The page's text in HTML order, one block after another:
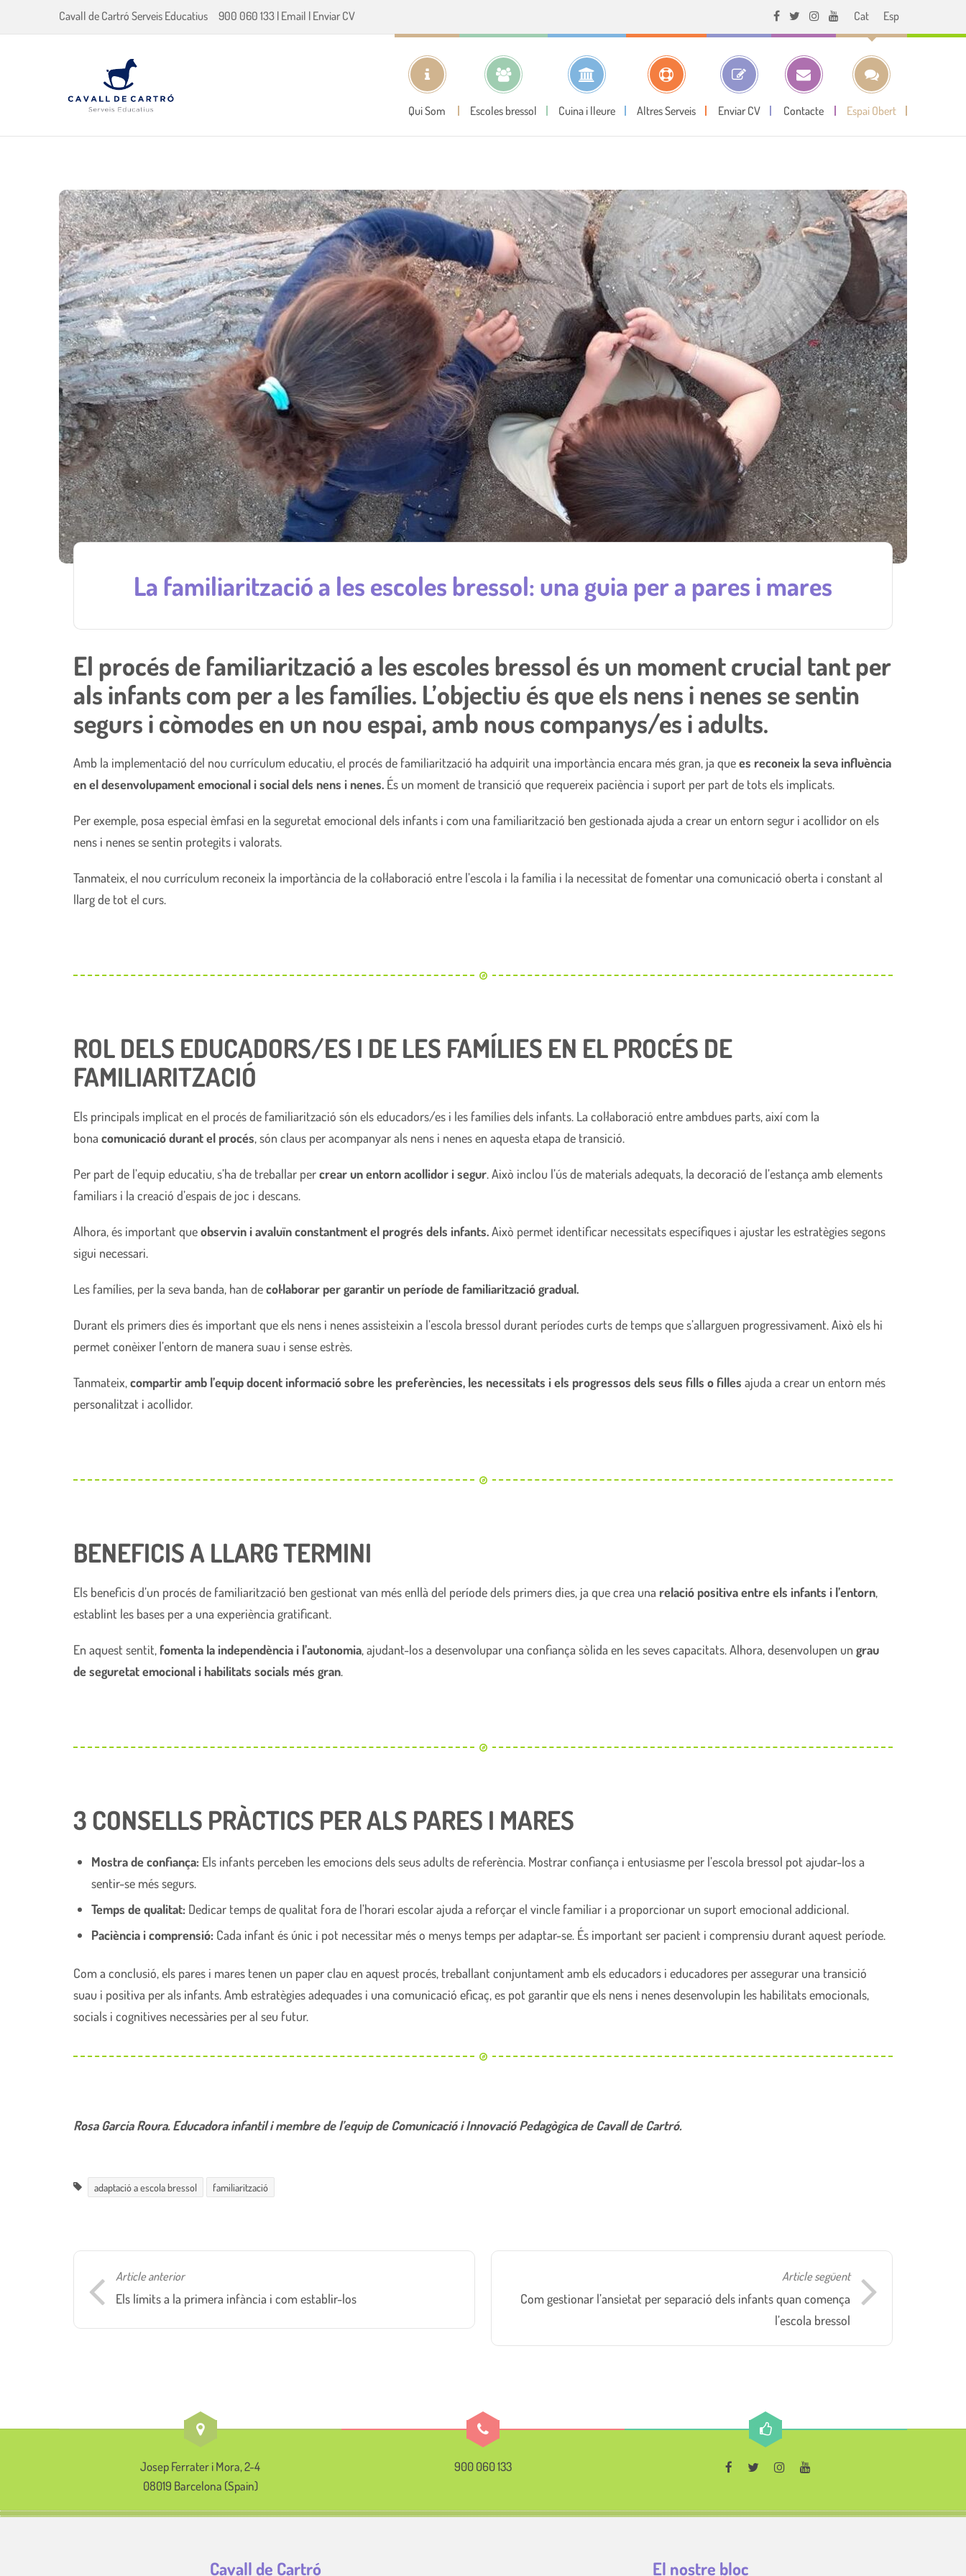
Cavall de Cartró Serveis Educatius 900 060 133 | Email | Enviar CV Cat Esp
Qui Som Escoles bressol Cuina i lleure Altres Serveis Enviar CV Contacte Espai Obert
La familiarització a les escoles bressol: una guia per a pares i mares
El procés de familiarització a les escoles bressol és un moment crucial tant per
als infants com per a les famílies. L’objectiu és que els nens i nenes se sentin
segurs i còmodes en un nou espai, amb nous companys/es i adults.
Amb la implementació del nou currículum educatiu, el procés de familiarització ha adquirit una importància encara més gran, ja quees reconeix la seva influència
en el desenvolupament emocional i social dels nens i nenes. És un moment de transició que requereix paciència i suport per part de tots els implicats.
Per exemple, posa especial èmfasi en la seguretat emocional dels infants i com una familiarització ben gestionada ajuda a crear un entorn segur i acollidor on els
nens i nenes se sentin protegits i valorats.
Tanmateix, el nou currículum reconeix la importància de la col·laboració entre l’escola i la família i la necessitat de fomentar una comunicació oberta i constant al
llarg de tot el curs.
ROL DELS EDUCADORS/ES I DE LES FAMÍLIES EN EL PROCÉS DE
FAMILIARITZACIÓ
Els principals implicat en el procés de familiarització són els educadors/es i les famílies dels infants. La col·laboració entre ambdues parts, així com la
bona comunicació durant el procés, són claus per acompanyar als nens i nenes en aquesta etapa de transició.
Per part de l’equip educatiu, s’ha de treballar percrear un entorn acollidor i segur. Això inclou l’ús de materials adequats, la decoració de l’estança amb elements
familiars i la creació d’espais de joc i descans.
Alhora, és important queobservin i avaluïn constantment el progrés dels infants.Això permet identificar necessitats específiques i ajustar les estratègies segons
sigui necessari.
Les famílies, per la seva banda, han decol·laborar per garantir un període de familiarització gradual.
Durant els primers dies és important que els nens i nenes assisteixin a l’escola bressol durant períodes curts de temps que s’allarguen progressivament. Això els hi
permet conèixer l’entorn de manera suau i sense estrès.
Tanmateix,compartir amb l’equip docent informació sobre les preferències, les necessitats i els progressos dels seus fills o filles ajuda a crear un entorn més
personalitzat i acollidor.
BENEFICIS A LLARG TERMINI
Els beneficis d’un procés de familiarització ben gestionat van més enllà del període dels primers dies, ja que crea una relació positiva entre els infants i l’entorn,
establint les bases per a una experiència gratificant.
En aquest sentit, fomenta la independència i l’autonomia, ajudant-los a desenvolupar una confiança sòlida en les seves capacitats. Alhora, desenvolupen un grau
de seguretat emocional i habilitats socials més gran.
3 CONSELLS PRÀCTICS PER ALS PARES I MARES
Mostra de confiança: Els infants perceben les emocions dels seus adults de referència. Mostrar confiança i entusiasme per l’escola bressol pot ajudar-los a
sentir-se més segurs.
Temps de qualitat: Dedicar temps de qualitat fora de l’horari escolar ajuda a reforçar el vincle familiar i a proporcionar un suport emocional addicional.
Paciència i comprensió: Cada infant és únic i pot necessitar més o menys temps per adaptar-se. És important ser pacient i comprensiu durant aquest període.
Com a conclusió, els pares i mares tenen un paper clau en aquest procés, treballant conjuntament amb els educadors i educadores per assegurar una transició
suau i positiva per als infants. Amb estratègies adequades i una comunicació eficaç, es pot garantir que els nens i nenes desenvolupin les habilitats emocionals,
socials i cognitives necessàries per al seu futur.
Rosa Garcia Roura. Educadora infantil i membre de l’equip de Comunicació i Innovació Pedagògica de Cavall de Cartró.
adaptació a escola bressol familiarització
Article anterior
Els límits a la primera infància i com establir-los
Article següent
Com gestionar l’ansietat per separació dels infants quan comença
l’escola bressol
Josep Ferrater i Mora, 2-4
08019 Barcelona (Spain)
900 060 133
Cavall de Cartró El nostre bloc